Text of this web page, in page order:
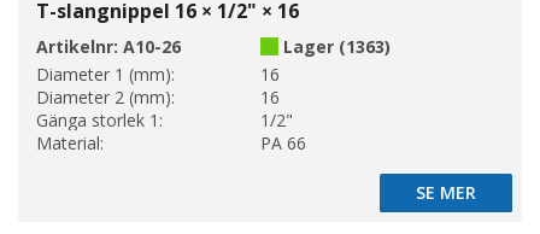
T-slangnippel 16 × 1/2" × 16
Artikelnr: A10-26
Lager (1363)
Diameter 1 (mm):
16
Diameter 2 (mm):
16
Gänga storlek 1:
1/2"
Material:
PA 66
SE MER
SE MER